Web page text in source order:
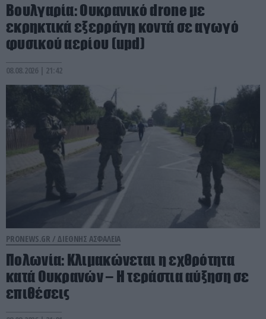
Βουλγαρία: Ουκρανικό drone με
εκρηκτικά εξερράγη κοντά σε αγωγό
φυσικού αερίου (upd)
08.08.2026 | 21:42
PRONEWS.GR / ΔΙΕΘΝΗΣ ΑΣΦΑΛΕΙΑ
Πολωνία: Κλιμακώνεται η εχθρότητα
κατά Ουκρανών – Η τεράστια αύξηση σε
επιθέσεις